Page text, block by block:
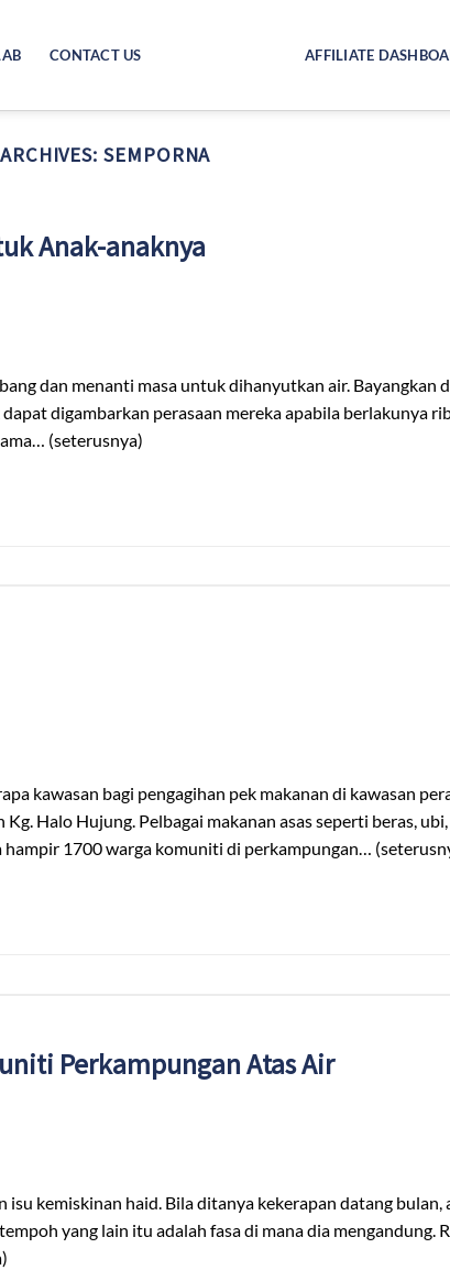
CONTACT US AFFILIATE
SEMPORNA
Anak-anaknya
dan menanti masa untuk dihanyutkan air. Bayangkan
digambarkan perasaan mereka apabila berlakunya
(seterusnya)
kawasan bagi pengagihan pek makanan di kawasan
Halo Hujung. Pelbagai makanan asas seperti beras,
1700 warga komuniti di perkampungan…
Perkampungan Atas Air
kemiskinan haid. Bila ditanya kekerapan datang bulan,
yang lain itu adalah fasa di mana dia mengandung.